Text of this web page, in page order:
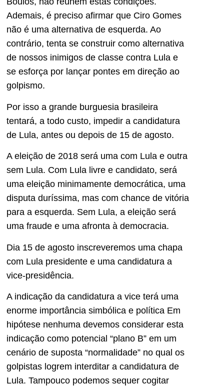
Ademais, é preciso afirmar que Ciro Gomes
não é uma alternativa de esquerda. Ao
contrário, tenta se construir como alternativa
de nossos inimigos de classe contra Lula e
se esforça por lançar pontes em direção ao
golpismo.
Por isso a grande burguesia brasileira
tentará, a todo custo, impedir a candidatura
de Lula, antes ou depois de 15 de agosto.
A eleição de 2018 será uma com Lula e outra
sem Lula. Com Lula livre e candidato, será
uma eleição minimamente democrática, uma
disputa duríssima, mas com chance de vitória
para a esquerda. Sem Lula, a eleição será
uma fraude e uma afronta à democracia.
Dia 15 de agosto inscreveremos uma chapa
com Lula presidente e uma candidatura a
vice-presidência.
A indicação da candidatura a vice terá uma
enorme importância simbólica e política Em
hipótese nenhuma devemos considerar esta
indicação como potencial “plano B” em um
cenário de suposta “normalidade” no qual os
golpistas logrem interditar a candidatura de
Lula. Tampouco podemos sequer cogitar